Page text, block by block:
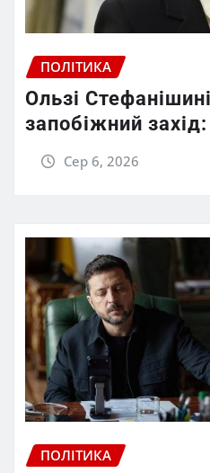
ПОЛІТИКА
Ользі
запобіжний
Сер 6, 2026
ПОЛІТИКА